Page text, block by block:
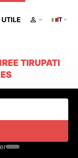
UTILE IT
TIRUPATI